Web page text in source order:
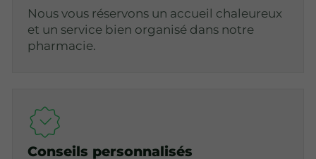
Nous vous réservons un accueil chaleureux
et un service bien organisé dans notre
pharmacie.
Conseils personnalisés